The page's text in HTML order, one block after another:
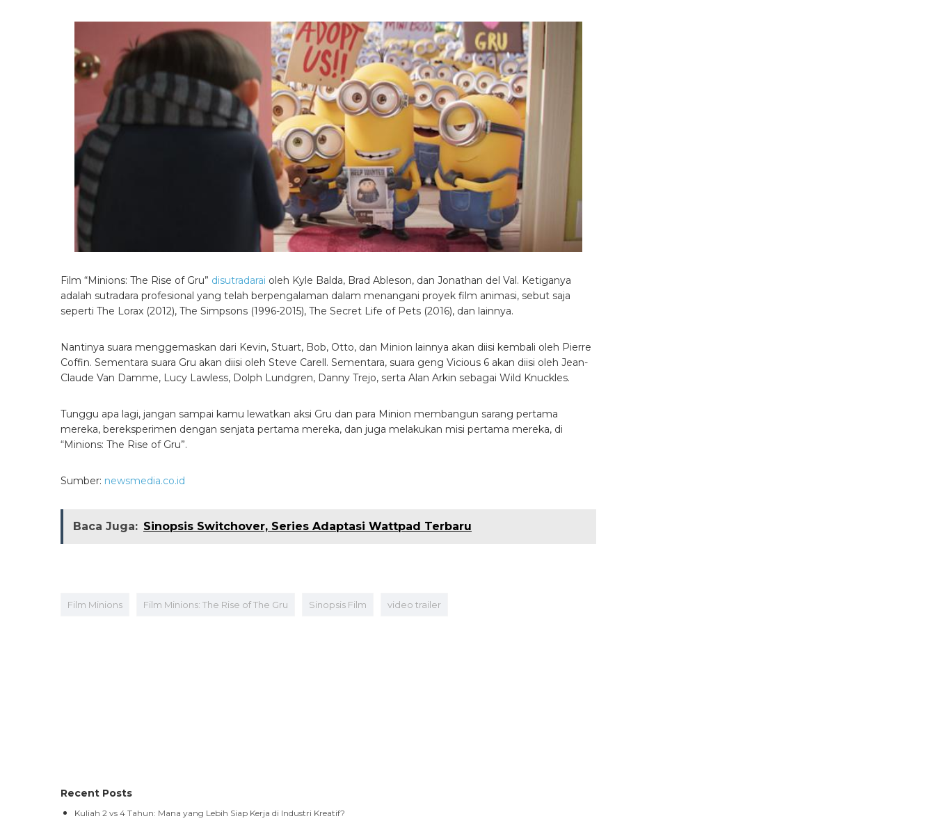
Film “Minions: The Rise of Gru” disutradarai oleh Kyle Balda, Brad Ableson, dan Jonathan del Val. Ketiganya
adalah sutradara profesional yang telah berpengalaman dalam menangani proyek film animasi, sebut saja
seperti The Lorax (2012), The Simpsons (1996-2015), The Secret Life of Pets (2016), dan lainnya.
Nantinya suara menggemaskan dari Kevin, Stuart, Bob, Otto, dan Minion lainnya akan diisi kembali oleh Pierre
Coffin. Sementara suara Gru akan diisi oleh Steve Carell. Sementara, suara geng Vicious 6 akan diisi oleh Jean-
Claude Van Damme, Lucy Lawless, Dolph Lundgren, Danny Trejo, serta Alan Arkin sebagai Wild Knuckles.
Tunggu apa lagi, jangan sampai kamu lewatkan aksi Gru dan para Minion membangun sarang pertama
mereka, bereksperimen dengan senjata pertama mereka, dan juga melakukan misi pertama mereka, di
“Minions: The Rise of Gru”.
Sumber: newsmedia.co.id
Baca Juga: Sinopsis Switchover, Series Adaptasi Wattpad Terbaru
Film Minions Film Minions: The Rise of The Gru Sinopsis Film video trailer
Recent Posts
Kuliah 2 vs 4 Tahun: Mana yang Lebih Siap Kerja di Industri Kreatif?